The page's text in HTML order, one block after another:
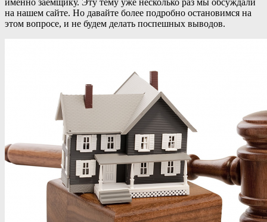
на нашем сайте. Но давайте более подробно остановимся на
этом вопросе, и не будем делать поспешных выводов.